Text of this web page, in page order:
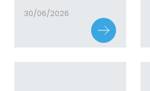
30/06/2026